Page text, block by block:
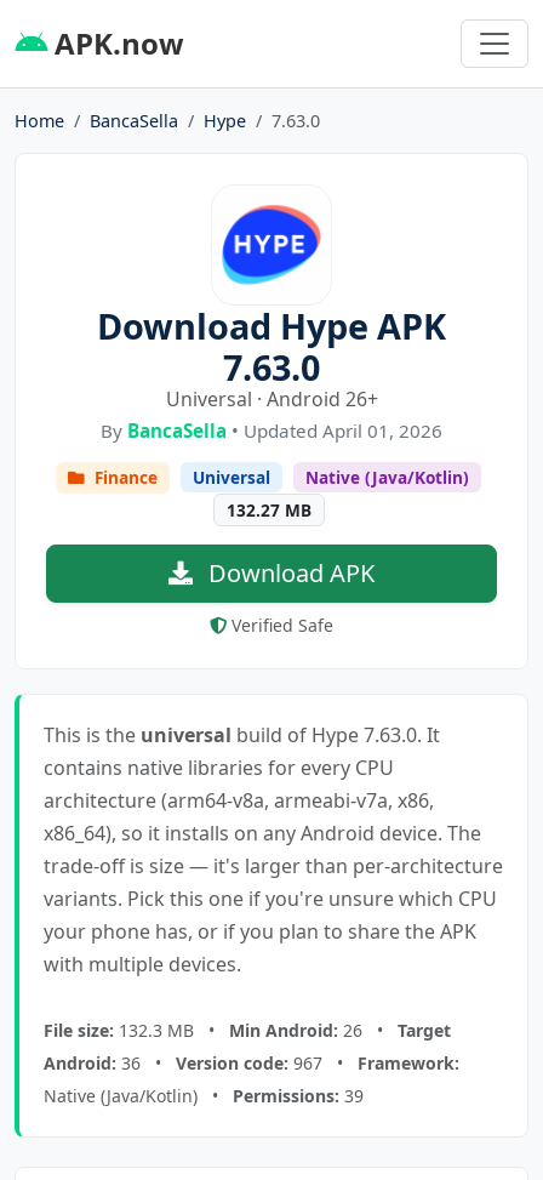
APK.now
Home BancaSella Hype 7.63.0
Download Hype APK
7.63.0
Universal · Android 26+
By BancaSella • Updated April 01, 2026
Finance Universal
Native (Java/Kotlin)
132.27 MB
Download APK
Verified Safe
This is the universal build of Hype 7.63.0. It
contains native libraries for every CPU
architecture (arm64-v8a, armeabi-v7a, x86,
x86_64), so it installs on any Android device. The
trade-off is size — it's larger than per-architecture
variants. Pick this one if you're unsure which CPU
your phone has, or if you plan to share the APK
with multiple devices.
File size: 132.3 MB • Min Android: 26 • Target
Android: 36 • Version code: 967 • Framework:
Native (Java/Kotlin) • Permissions: 39